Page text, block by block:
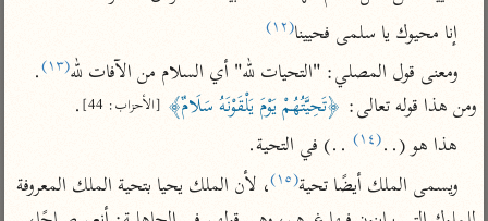
تفسير ابن تيمية
عامّة
تفسير السمعاني
تفسير مكّي
محاسن التأويل
لغة وبلاغة
التحرير والتنوير
المحرر الوجيز لابن
عطية
البحر المحيط لأبي
حيان
تفسير البيضاوي
الوجيز للواحدي
تفسير ابن أبي زمنين
آثار
إنا محيوك يا سلمى فحيينا(١٢)
ومعنى قول المصلي: "التحيات لله" أي السلام من الآفات لله(١٣)
ومن هذا قوله تعالى: ﴿تَحِيَّتُهُمْ يَوْمَ يَلْقَوْنَهُ سَلَامٌ﴾ [الأحزاب: 44]
.
هذا هو (..(١٤)
..) في التحية.
ويسمى الملك أيضًا تحية(١٥)